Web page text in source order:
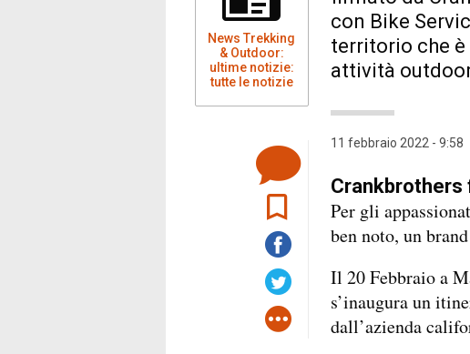
News Trekking
& Outdoor:
ultime notizie:
tutte le notizie
con Bike
territorio che
attività
11 febbraio 2022 - 9:58
Crankbrothers
Per gli
ben noto, un
Il 20 Febbraio a
s’inaugura un
dall’azienda